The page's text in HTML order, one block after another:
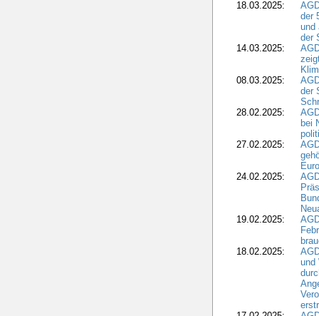
18.03.2025:
der
und
der
14.03.2025:
08.03.2025:
der
28.02.2025:
bei
27.02.2025:
24.02.2025:
19.02.2025:
18.02.2025:
und